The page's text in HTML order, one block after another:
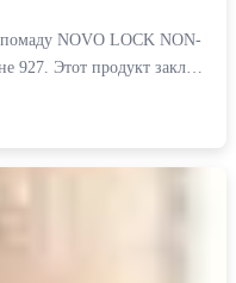
NOVO LOCK NON-
927. Этот продукт закл…